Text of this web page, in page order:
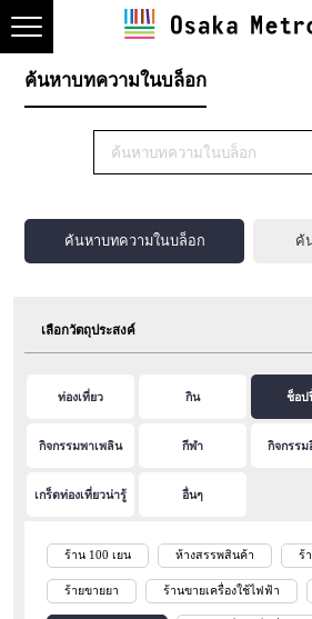
ค้นหาบทความในบล็อก
ค้นหาบทความในบล็อก ค้
เลือกวัตถุประสงค์
ท่องเที่ยว กิน ช็อป
กิจกรรมพาเพลิน กีฬา กิจกรรม
เกร็ดท่องเที่ยวน่ารู้ อื่นๆ
ร้าน 100 เยน ห้างสรรพสินค้า ร้
ร้ายขายยา ร้านขายเครื่องใช้ไฟฟ้า